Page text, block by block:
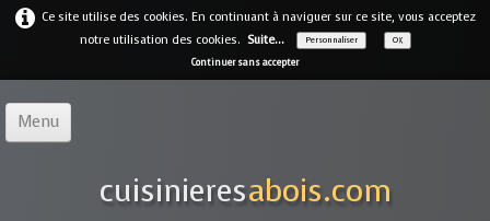
Ce site utilise des cookies. En continuant à naviguer sur ce site, vous acceptez
notre utilisation des cookies. Suite... Personnaliser OK
Continuer sans accepter
Menu
Notre offre▼
cuisinieresabois.com